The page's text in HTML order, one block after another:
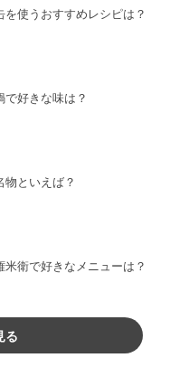
を使うおすすめレシピは？
で好きな味は？
物といえば？
米衛で好きなメニューは？
る